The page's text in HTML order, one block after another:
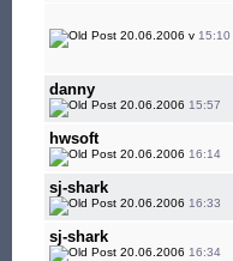
20.06.2006 v 15:10
danny
20.06.2006 15:57
hwsoft
20.06.2006 16:14
sj-shark
20.06.2006 16:33
sj-shark
20.06.2006 16:34